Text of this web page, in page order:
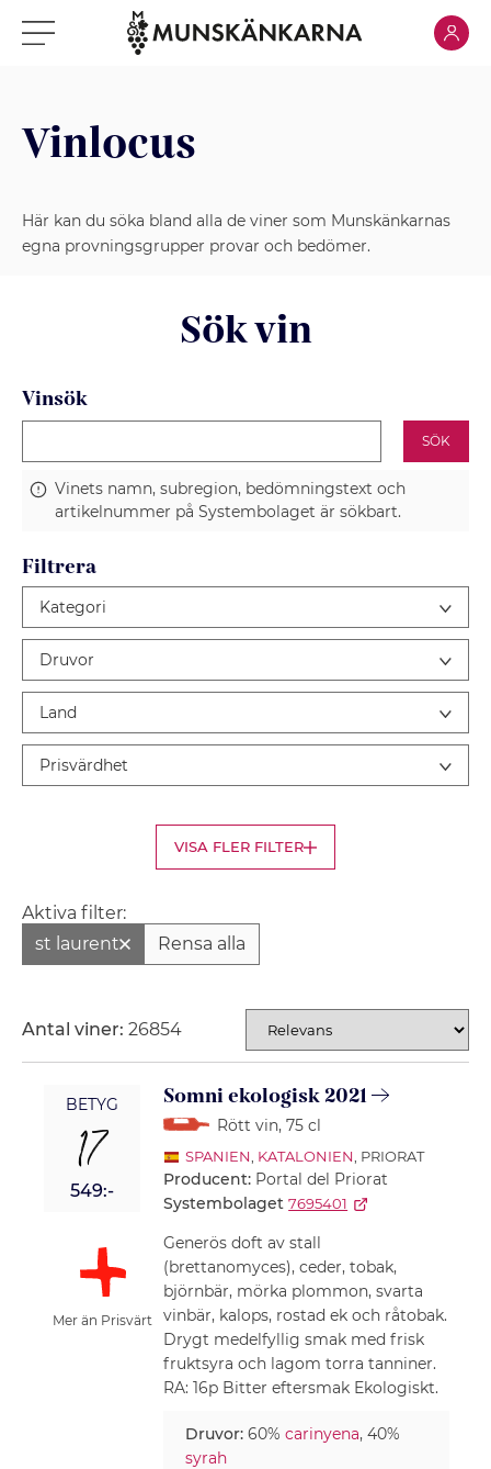
Klicka för meny Klicka
Vinlocus
Här kan du söka bland alla de viner som Munskänkarnas
egna provningsgrupper provar och bedömer.
Sök vin
Vinsök
SÖK
Vinets namn, subregion, bedömningstext och
artikelnummer på Systembolaget är sökbart.
Filtrera
Kategori
Druvor
Land
Prisvärdhet
VISA FLER FILTER
Aktiva filter:
st laurent
Rensa alla
Antal viner: 26854 SORTERING
BETYG
17
549:-
Mer än Prisvärt
Somni ekologisk 2021
Rött vin, 75 cl
SPANIEN KATALONIEN , PRIORAT
Producent: Portal del Priorat
Systembolaget 7695401
Generös doft av stall
(brettanomyces), ceder, tobak,
björnbär, mörka plommon, svarta
vinbär, kalops, rostad ek och råtobak.
Drygt medelfyllig smak med frisk
fruktsyra och lagom torra tanniner.
RA: 16p Bitter eftersmak Ekologiskt.
Druvor:60%carinyena, 40%
syrah